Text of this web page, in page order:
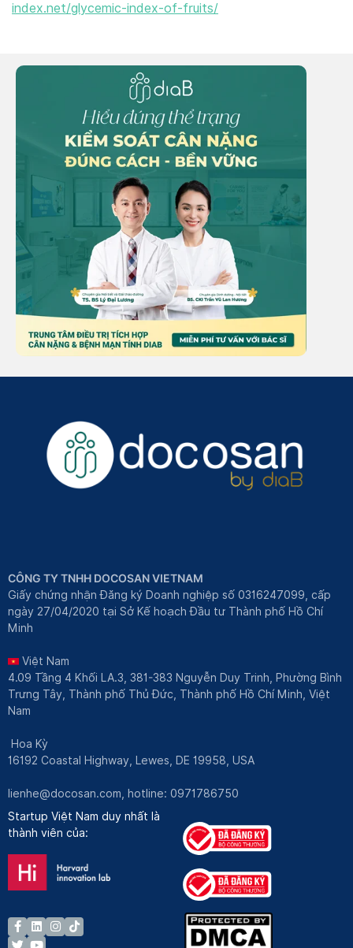
index.net/glycemic-index-of-fruits/
CÔNG TY TNHH DOCOSAN VIETNAM
Giấy chứng nhận Đăng ký Doanh nghiệp số 0316247099, cấp
ngày 27/04/2020 tại Sở Kế hoạch Đầu tư Thành phố Hồ Chí
Minh
Việt Nam
4.09 Tầng 4 Khối LA.3, 381-383 Nguyễn Duy Trinh, Phường Bình
Trưng Tây, Thành phố Thủ Đức, Thành phố Hồ Chí Minh, Việt
Nam
Hoa Kỳ
16192 Coastal Highway, Lewes, DE 19958, USA
lienhe@docosan.com, hotline: 0971786750
Startup Việt Nam duy nhất là
thành viên của: